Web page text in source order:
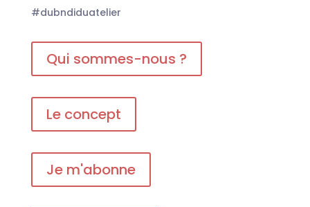
#dubndiduatelier
Qui sommes-nous ?
Le concept
Je m'abonne